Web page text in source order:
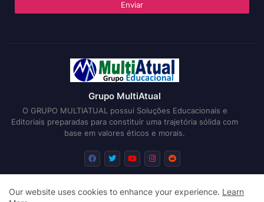
Grupo MultiAtual
O GRUPO MULTIATUAL possui Soluções Educacionais e
Editoriais preparadas para constituir uma trajetória sólida com
base em valores éticos e morais.
Our website uses cookies to enhance your experience. Learn